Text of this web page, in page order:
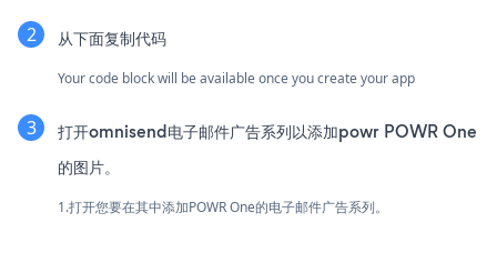
从下面复制代码
Your code block will be available once you create your app
打开omnisend电子邮件广告系列以添加powr POWR One
的图片。
1.打开您要在其中添加POWR One的电子邮件广告系列。